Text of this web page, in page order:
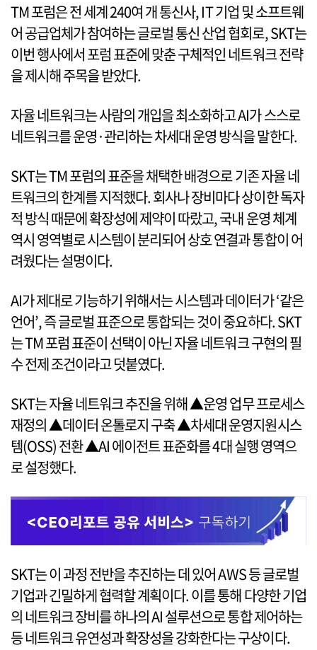
TM 포럼은 전 세계 240여 개 통신사, IT 기업 및 소프트웨
어 공급업체가 참여하는 글로벌 통신 산업 협회로, SKT는
이번 행사에서 포럼 표준에 맞춘 구체적인 네트워크 전략
을 제시해 주목을 받았다.
자율 네트워크는 사람의 개입을 최소화하고 AI가 스스로
네트워크를 운영·관리하는 차세대 운영 방식을 말한다.
SKT는 TM 포럼의 표준을 채택한 배경으로 기존 자율 네
트워크의 한계를 지적했다. 회사나 장비마다 상이한 독자
적 방식 때문에 확장성에 제약이 따랐고, 국내 운영 체계
역시 영역별로 시스템이 분리되어 상호 연결과 통합이 어
려웠다는 설명이다.
AI가 제대로 기능하기 위해서는 시스템과 데이터가 ‘같은
언어’, 즉 글로벌 표준으로 통합되는 것이 중요하다. SKT
는 TM 포럼 표준이 선택이 아닌 자율 네트워크 구현의 필
수 전제 조건이라고 덧붙였다.
SKT는 자율 네트워크 추진을 위해 ▲운영 업무 프로세스
재정의 ▲데이터 온톨로지 구축 ▲차세대 운영지원시스
템(OSS) 전환 ▲AI 에이전트 표준화를 4대 실행 영역으
로 설정했다.
SKT는 이 과정 전반을 추진하는 데 있어 AWS 등 글로벌
기업과 긴밀하게 협력할 계획이다. 이를 통해 다양한 기업
의 네트워크 장비를 하나의 AI 설루션으로 통합 제어하는
등 네트워크 유연성과 확장성을 강화한다는 구상이다.